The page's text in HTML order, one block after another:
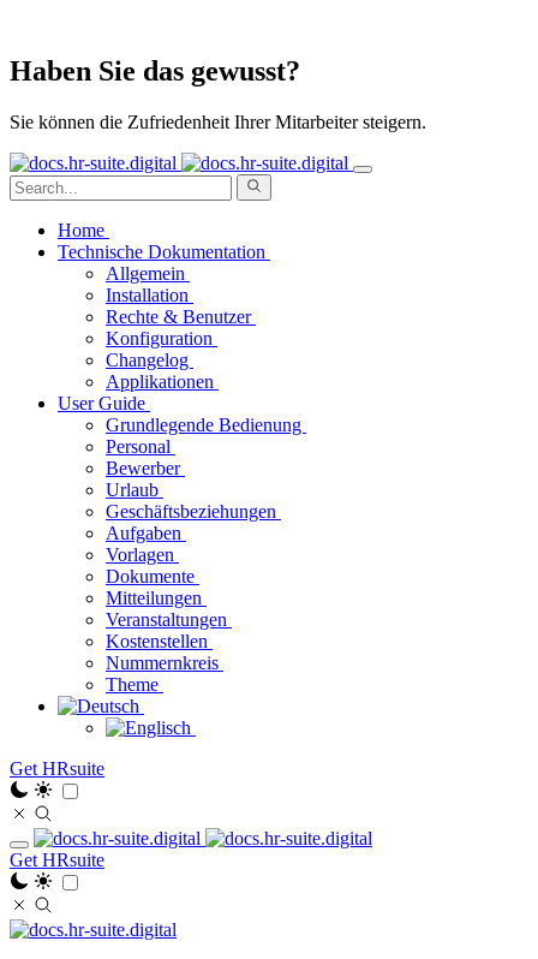
Haben Sie das gewusst?
Sie können die Zufriedenheit Ihrer Mitarbeiter steigern.
Home
Technische Dokumentation
Allgemein
Installation
Rechte & Benutzer
Konfiguration
Changelog
Applikationen
User Guide
Grundlegende Bedienung
Personal
Bewerber
Urlaub
Geschäftsbeziehungen
Aufgaben
Vorlagen
Dokumente
Mitteilungen
Veranstaltungen
Kostenstellen
Nummernkreis
Theme
Get HRsuite
Get HRsuite